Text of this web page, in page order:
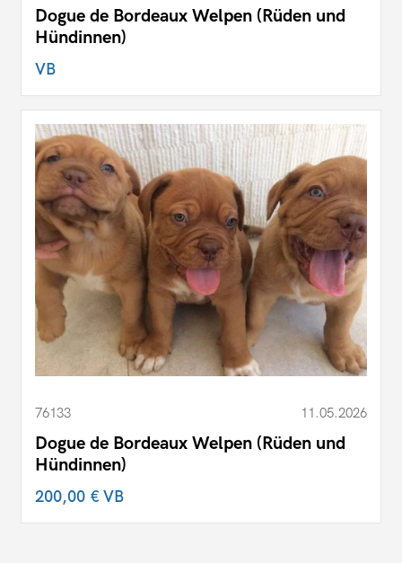
Dogue de Bordeaux Welpen (Rüden und
Hündinnen)
VB
76133 11.05.2026
Dogue de Bordeaux Welpen (Rüden und
Hündinnen)
200,00 €VB